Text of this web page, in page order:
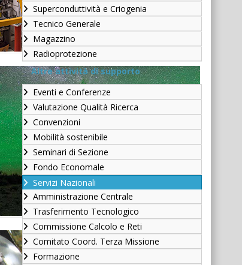
Superconduttività e Criogenia
Tecnico Generale
Magazzino
Radioprotezione
Altre attività di supporto
Eventi e Conferenze
Valutazione Qualità Ricerca
Convenzioni
Mobilità sostenibile
Seminari di Sezione
Fondo Economale
Servizi Nazionali
Amministrazione Centrale
Trasferimento Tecnologico
Commissione Calcolo e Reti
Comitato Coord. Terza Missione
Formazione